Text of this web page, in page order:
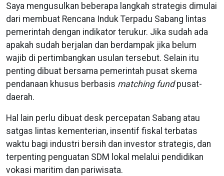
Saya mengusulkan beberapa langkah strategis dimulai
dari membuat Rencana Induk Terpadu Sabang lintas
pemerintah dengan indikator terukur. Jika sudah ada
apakah sudah berjalan dan berdampak jika belum
wajib di pertimbangkan usulan tersebut. Selain itu
penting dibuat bersama pemerintah pusat skema
pendanaan khusus berbasis matching fundpusat-
daerah.
Hal lain perlu dibuat desk percepatan Sabang atau
satgas lintas kementerian, insentif fiskal terbatas
waktu bagi industri bersih dan investor strategis, dan
terpenting penguatan SDM lokal melalui pendidikan
vokasi maritim dan pariwisata.